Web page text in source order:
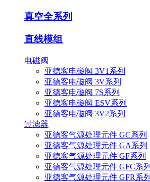
真空全系列
直线模组
电磁阀
亚德客电磁阀 3V1系列
亚德客电磁阀 3V系列
亚德客电磁阀 7S系列
亚德客电磁阀 ESV系列
亚德客电磁阀 3V2系列
过滤器
亚德客气源处理元件 GC系列
亚德客气源处理元件 GA系列
亚德客气源处理元件 GF系列
亚德客气源处理元件 GFC系列
亚德客气源处理元件 GFR系列